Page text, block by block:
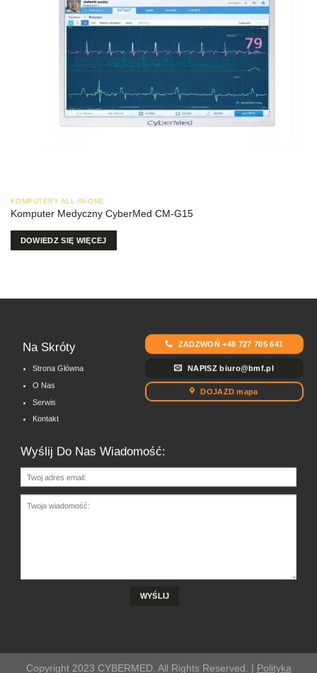
KOMPUTERY ALL-IN-ONE
Komputer Medyczny CyberMed CM-G15
DOWIEDZ SIĘ WIĘCEJ
Na Skróty
Strona Główna
O Nas
Serwis
Kontakt
ZADZWOŃ +48 727 705 641
NAPISZ biuro@bmf.pl
DOJAZD mapa
Wyślij Do Nas Wiadomość:
Copyright 2023 CYBERMED. All Rights Reserved. | Polityka